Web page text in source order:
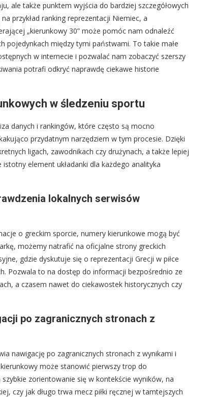
ale także punktem wyjścia do bardziej szczegółowych
przykład ranking reprezentacji Niemiec, a
„kierunkowy 30” może pomóc nam odnaleźć
pojedynkach między tymi państwami. To takie małe
w internecie i pozwalać nam zobaczyć szerszy
potrafi odkryć naprawdę ciekawe historie
w śledzeniu sportu
danych i rankingów, które często są mocno
przydatnym narzędziem w tym procesie. Dzięki
ligach, zawodnikach czy drużynach, a także lepiej
element układanki dla każdego analityka
lokalnych serwisów
o greckim sporcie, numery kierunkowe mogą być
możemy natrafić na oficjalne strony greckich
gdzie dyskutuje się o reprezentacji Grecji w piłce
Pozwala to na dostęp do informacji bezpośrednio ze
a czasem nawet do ciekawostek historycznych czy
po zagranicznych stronach z
nawigację po zagranicznych stronach z wynikami i
może stanowić pierwszy trop do
zorientowanie się w kontekście wyników, na
czy jak długo trwa mecz piłki ręcznej w tamtejszych